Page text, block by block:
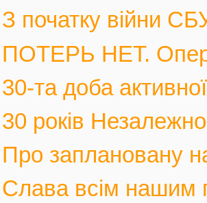
З початку війни
ПОТЕРЬ НЕТ.
30-та доба
30 років
Про заплановану
Слава всім нашим